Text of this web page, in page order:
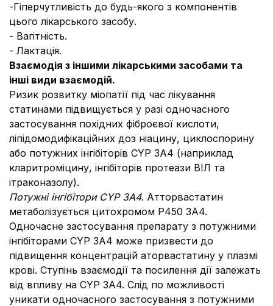
-Гіперчутливість до будь-якого з компонентів
цього лікарського засобу.
- Вагітність.
- Лактація.
Взаємодія з іншими лікарськими засобами та
інші види взаємодій.
Ризик розвитку міопатії під час лікування
статинами підвищується у разі одночасного
застосування похідних фіброєвої кислоти,
ліпідомодифікаційних доз ніацину, циклоспорину
або потужних інгібіторів CYP 3A4 (наприклад
кларитроміцину, інгібіторів протеази ВІЛ та
ітраконазолу).
Потужні інгібітори CYP 3A4. Атторвастатин
метаболізується цитохромом P450 3A4.
Одночасне застосування препарату з потужними
інгібіторами CYP 3A4 може призвести до
підвищення концентрацій аторвастатину у плазмі
крові. Ступінь взаємодії та посилення дії залежать
від впливу на CYP 3A4. Слід по можливості
уникати одночасного застосування з потужними